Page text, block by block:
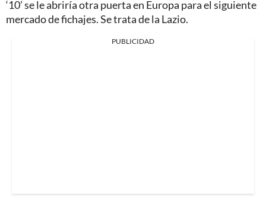
‘10’ se le abriría otra puerta en Europa para el siguiente
mercado de fichajes. Se trata de la Lazio.
PUBLICIDAD